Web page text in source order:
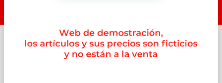
Inicio Notebooks Notebooks